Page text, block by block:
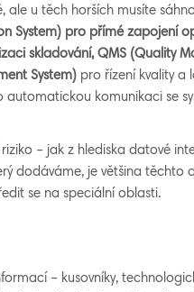
ale u těch horších musíte
System) pro přímé zapojení
skladování, QMS (Quality
System) pro řízení kvality a
automatickou komunikaci se
– jak z hlediska datové
dodáváme, je většina těchto
se na speciální oblasti.
– kusovníky,